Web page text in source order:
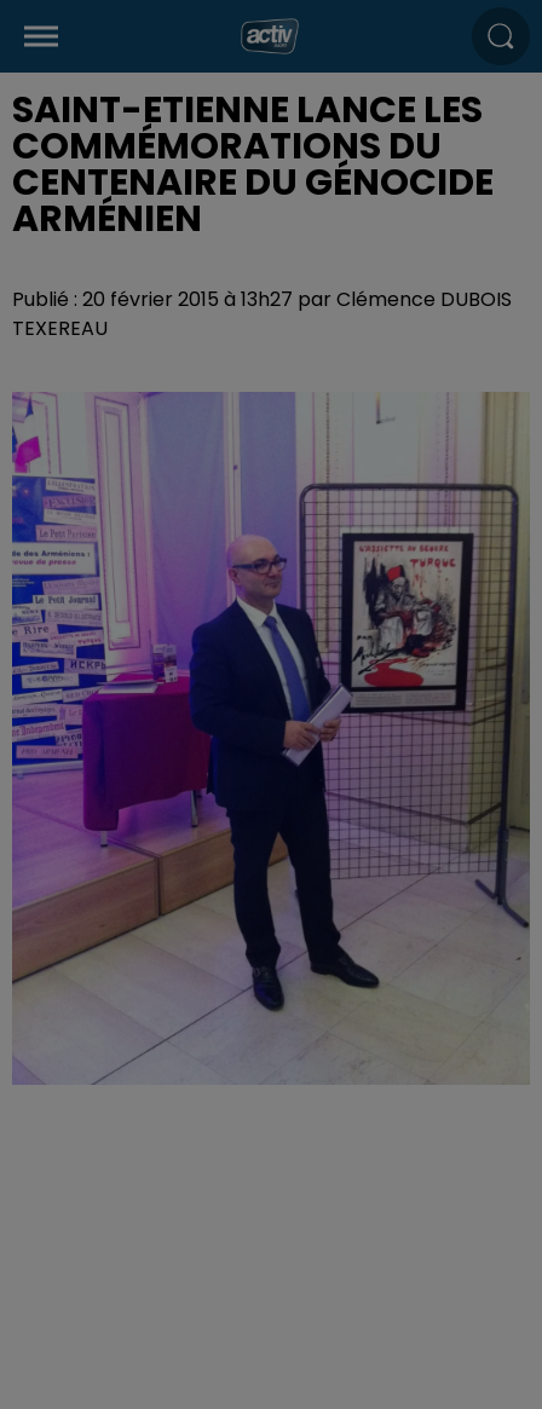
SAINT-ETIENNE LANCE LES
COMMÉMORATIONS DU
CENTENAIRE DU GÉNOCIDE
ARMÉNIEN
Publié : 20 février 2015 à 13h27 par Clémence DUBOIS
TEXEREAU